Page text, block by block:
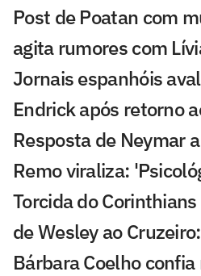
Post de Poatan com
agita rumores com
Jornais espanhóis
Endrick após retorno
Resposta de Neymar
Remo viraliza:
Torcida do
de Wesley ao
Bárbara Coelho